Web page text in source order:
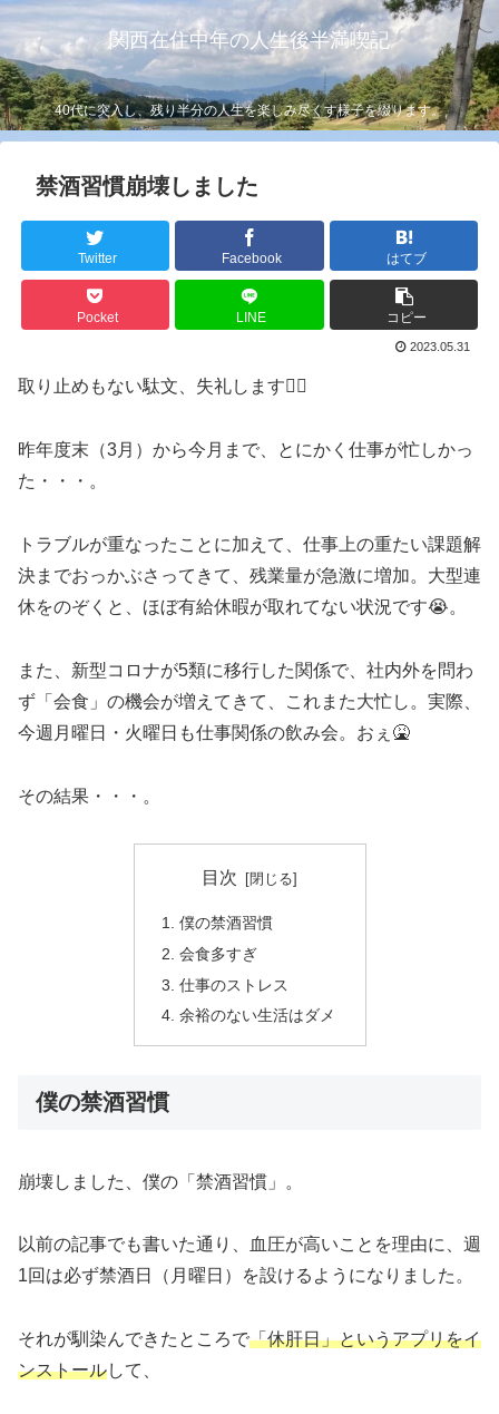
関西在住中年の人生後半満喫記
40代に突入し、残り半分の人生を楽しみ尽くす様子を綴ります。
禁酒習慣崩壊しました
Twitter Facebook はてブ
Pocket LINE コピー
2023.05.31
取り止めもない駄文、失礼します🙇‍♂️
昨年度末（3月）から今月まで、とにかく仕事が忙しかっ
た・・・。
トラブルが重なったことに加えて、仕事上の重たい課題解
決までおっかぶさってきて、残業量が急激に増加。大型連
休をのぞくと、ほぼ有給休暇が取れてない状況です😭。
また、新型コロナが5類に移行した関係で、社内外を問わ
ず「会食」の機会が増えてきて、これまた大忙し。実際、
今週月曜日・火曜日も仕事関係の飲み会。おぇ🤮
その結果・・・。
目次
僕の禁酒習慣
会食多すぎ
仕事のストレス
余裕のない生活はダメ
僕の禁酒習慣
崩壊しました、僕の「禁酒習慣」。
以前の記事でも書いた通り、血圧が高いことを理由に、週
1回は必ず禁酒日（月曜日）を設けるようになりました。
それが馴染んできたところで「休肝日」というアプリをイ
ンストールして、